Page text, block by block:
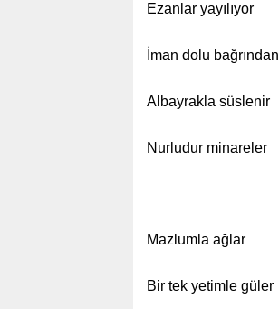
Ezanlar yayılıyor
İman dolu bağrından
Albayrakla süslenir
Nurludur minareler
Mazlumla ağlar
Bir tek yetimle güler